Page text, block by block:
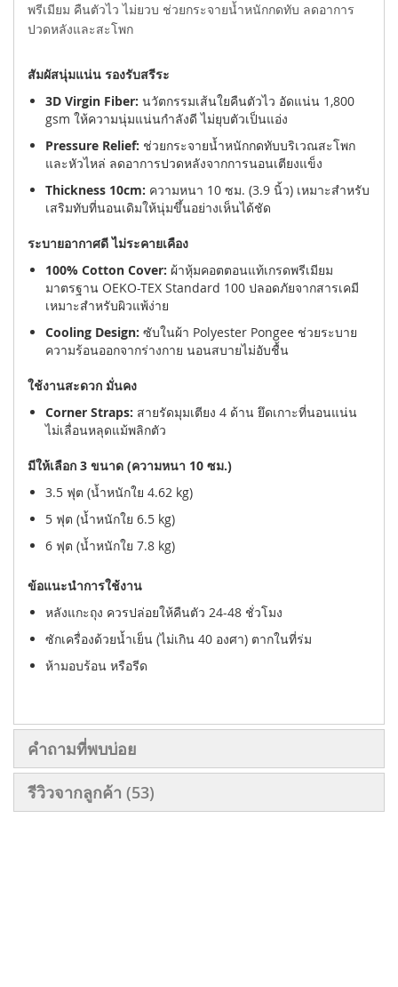
พรีเมียม คืนตัวไว ไม่ยวบ ช่วยกระจายน้ำหนักกดทับ ลดอาการ
ปวดหลังและสะโพก
สัมผัสนุ่มแน่น รองรับสรีระ
3D Virgin Fiber: นวัตกรรมเส้นใยคืนตัวไว อัดแน่น 1,800
gsm ให้ความนุ่มแน่นกำลังดี ไม่ยุบตัวเป็นแอ่ง
Pressure Relief: ช่วยกระจายน้ำหนักกดทับบริเวณสะโพก
และหัวไหล่ ลดอาการปวดหลังจากการนอนเตียงแข็ง
Thickness 10cm: ความหนา 10 ซม. (3.9 นิ้ว) เหมาะสำหรับ
เสริมทับที่นอนเดิมให้นุ่มขึ้นอย่างเห็นได้ชัด
ระบายอากาศดี ไม่ระคายเคือง
100% Cotton Cover: ผ้าหุ้มคอตตอนแท้เกรดพรีเมียม
มาตรฐาน OEKO-TEX Standard 100 ปลอดภัยจากสารเคมี
เหมาะสำหรับผิวแพ้ง่าย
Cooling Design: ซับในผ้า Polyester Pongee ช่วยระบาย
ความร้อนออกจากร่างกาย นอนสบายไม่อับชื้น
ใช้งานสะดวก มั่นคง
Corner Straps: สายรัดมุมเตียง 4 ด้าน ยึดเกาะที่นอนแน่น
ไม่เลื่อนหลุดแม้พลิกตัว
มีให้เลือก 3 ขนาด (ความหนา 10 ซม.)
3.5 ฟุต (น้ำหนักใย 4.62 kg)
5 ฟุต (น้ำหนักใย 6.5 kg)
6 ฟุต (น้ำหนักใย 7.8 kg)
ข้อแนะนำการใช้งาน
หลังแกะถุง ควรปล่อยให้คืนตัว 24-48 ชั่วโมง
ซักเครื่องด้วยน้ำเย็น (ไม่เกิน 40 องศา) ตากในที่ร่ม
ห้ามอบร้อน หรือรีด
คำถามที่พบบ่อย
รีวิวจากลูกค้า 53